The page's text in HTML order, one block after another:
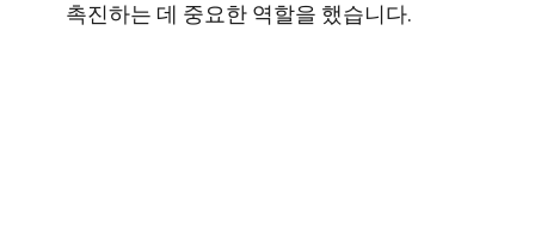
촉진하는 데 중요한 역할을 했습니다.